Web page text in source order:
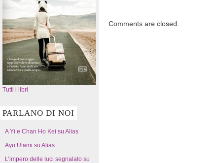
Tutti i libri
PARLANO DI NOI
A Yi e Chan Ho Kei su Alias
Ayu Utami su Alias
L’impero delle luci segnalato su
Comments are closed.